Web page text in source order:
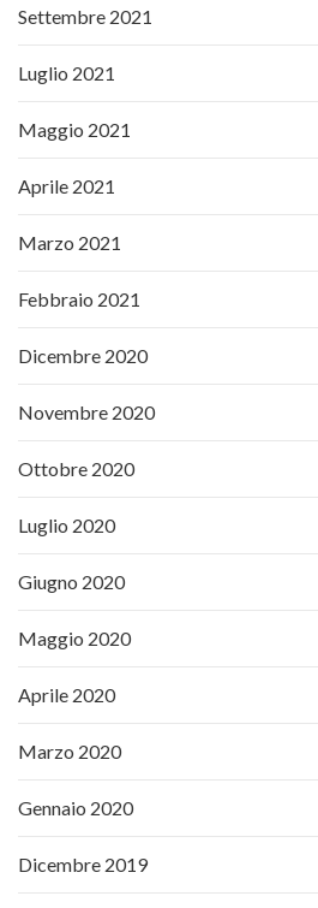
Settembre 2021
Luglio 2021
Maggio 2021
Aprile 2021
Marzo 2021
Febbraio 2021
Dicembre 2020
Novembre 2020
Ottobre 2020
Luglio 2020
Giugno 2020
Maggio 2020
Aprile 2020
Marzo 2020
Gennaio 2020
Dicembre 2019